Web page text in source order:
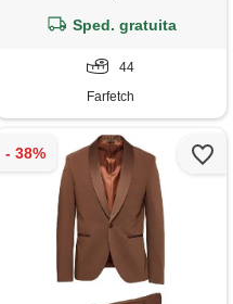
Sped. gratuita
44
Farfetch